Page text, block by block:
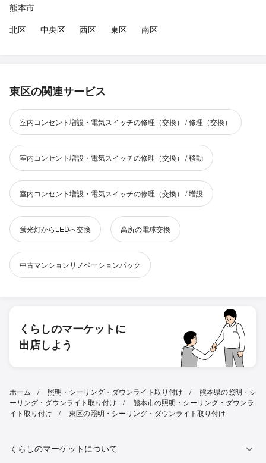
熊本市
北区
中央区 西区 東区 南区
東区の関連サービス
室内コンセント増設・電気スイッチの修理（交換） / 修理（交換）
室内コンセント増設・電気スイッチの修理（交換） / 移動
室内コンセント増設・電気スイッチの修理（交換） / 増設
蛍光灯からLEDへ交換 高所の電球交換
中古マンションリノベーションパック
くらしのマーケットに
出店しよう
ホーム 照明・シーリング・ダウンライト取り付け
熊本県の照明・シ
ーリング・ダウンライト取り付け
熊本市の照明・シーリング・ダウンラ
イト取り付け
東区の照明・シーリング・ダウンライト取り付け
くらしのマーケットについて